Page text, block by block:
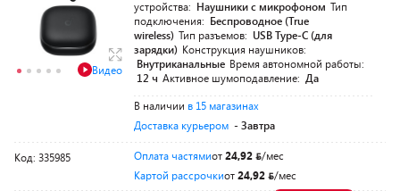
Видео
устройства: Наушники с микрофоном Тип
подключения: Беспроводное (True
wireless) Тип разъемов: USB Type-C (для
зарядки) Конструкция наушников:
Внутриканальные Время автономной работы:
12 ч Активное шумоподавление: Да
В наличии в 15 магазинах
Доставка курьером - Завтра
Код: 335985 Оплата частямиот24,92
/мес
Картой рассрочкиот24,92 /мес